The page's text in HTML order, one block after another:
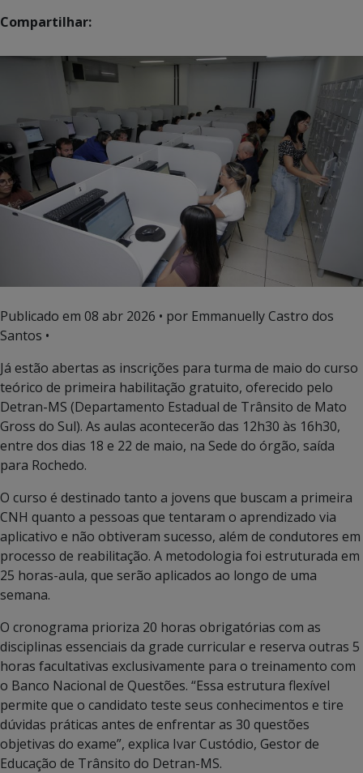
Compartilhar:
Publicado em 08 abr 2026 • por Emmanuelly Castro dos
Santos •
Já estão abertas as inscrições para turma de maio do curso
teórico de primeira habilitação gratuito, oferecido pelo
Detran-MS (Departamento Estadual de Trânsito de Mato
Gross do Sul). As aulas acontecerão das 12h30 às 16h30,
entre dos dias 18 e 22 de maio, na Sede do órgão, saída
para Rochedo.
O curso é destinado tanto a jovens que buscam a primeira
CNH quanto a pessoas que tentaram o aprendizado via
aplicativo e não obtiveram sucesso, além de condutores em
processo de reabilitação. A metodologia foi estruturada em
25 horas-aula, que serão aplicados ao longo de uma
semana.
O cronograma prioriza 20 horas obrigatórias com as
disciplinas essenciais da grade curricular e reserva outras 5
horas facultativas exclusivamente para o treinamento com
o Banco Nacional de Questões. “Essa estrutura flexível
permite que o candidato teste seus conhecimentos e tire
dúvidas práticas antes de enfrentar as 30 questões
objetivas do exame”, explica Ivar Custódio, Gestor de
Educação de Trânsito do Detran-MS.